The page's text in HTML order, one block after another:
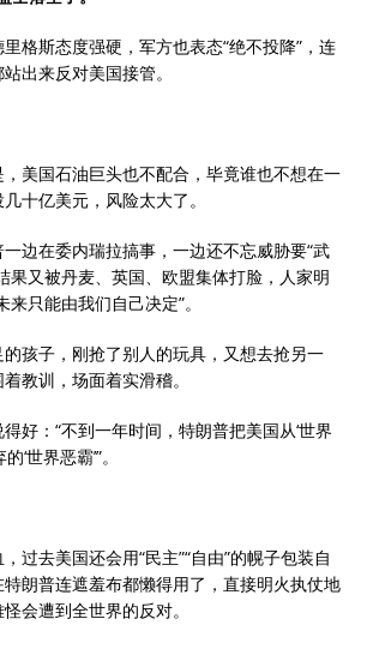
格斯态度强硬，军方也表态“绝不投降”，连
出来反对美国接管。
美国石油巨头也不配合，毕竟谁也不想在一
十亿美元，风险太大了。
边在委内瑞拉搞事，一边还不忘威胁要“武
果又被丹麦、英国、欧盟集体打脸，人家明
只能由我们自己决定”。
孩子，刚抢了别人的玩具，又想去抢另一
教训，场面着实滑稽。
好：“不到一年时间，特朗普把美国从‘世界
‘世界恶霸’”。
过去美国还会用“民主”“自由”的幌子包装自
朗普连遮羞布都懒得用了，直接明火执仗地
会遭到全世界的反对。